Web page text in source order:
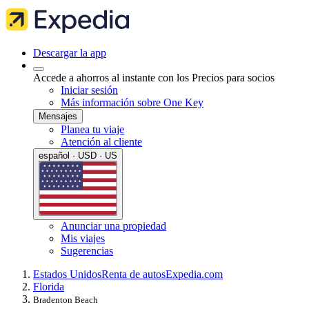
Descargar la app
Accede a ahorros al instante con los Precios para socios
Iniciar sesión
Más información sobre One Key
Mensajes
Planea tu viaje
Atención al cliente
español · USD · US
Anunciar una propiedad
Mis viajes
Sugerencias
Estados UnidosRenta de autosExpedia.com
Florida
Bradenton Beach